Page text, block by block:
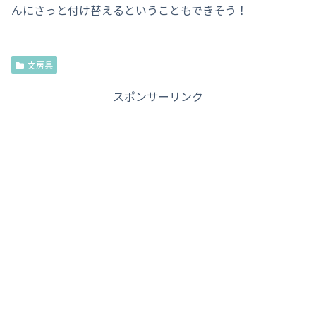
んにさっと付け替えるということもできそう！
文房具
スポンサーリンク